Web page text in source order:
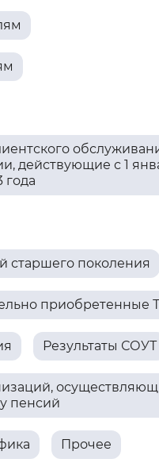
буквами
сайта
Выключены
ассистент
действующие с 1
года
старшего поколения
приобретенные
Результаты СОУТ
пенсий
Прочее